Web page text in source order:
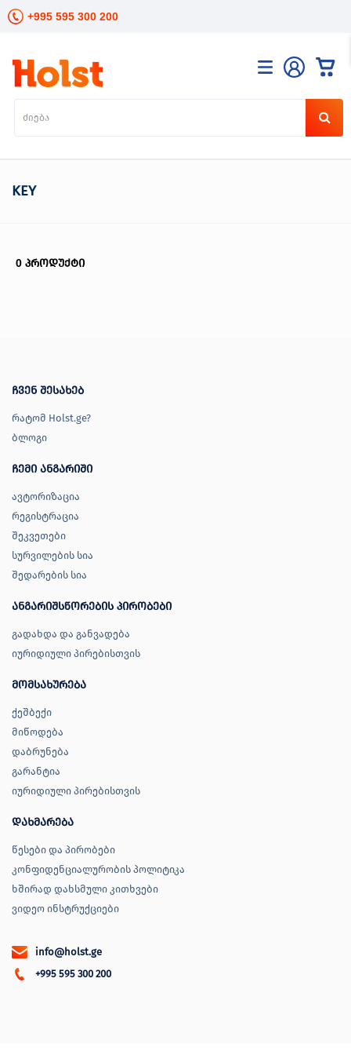
+995 595 300 200
KEY
0 პროდუქტი
კატალოგი
განათება
ინსტრუმენტები
სანტექნიკა
და
შეთავაზებები
სოც.
ქსელები
ჩვენ შესახებ
რატომ Holst.ge?
ბლოგი
ჩემი ანგარიში
ავტორიზაცია
რეგისტრაცია
შეკვეთები
სურვილების სია
შედარების სია
ანგარიშსწორების პირობები
გადახდა და განვადება
იურიდიული პირებისთვის
მომსახურება
ქეშბექი
მიწოდება
დაბრუნება
გარანტია
იურიდიული პირებისთვის
დახმარება
წესები და პირობები
კონფიდენციალურობის პოლიტიკა
ხშირად დახსმული კითხვები
ვიდეო ინსტრუქციები
info@holst.ge
+995 595 300 200